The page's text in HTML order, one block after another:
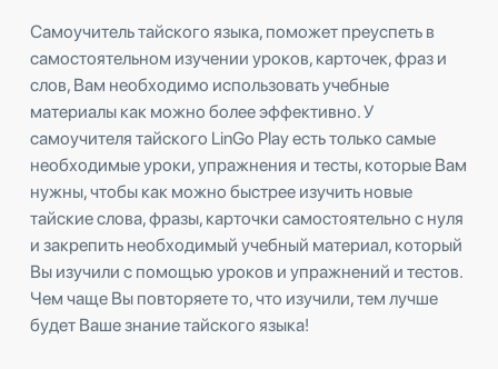
Самоучитель тайского языка, поможет преуспеть в
самостоятельном изучении уроков, карточек, фраз и
слов, Вам необходимо использовать учебные
материалы как можно более эффективно. У
самоучителя тайского LinGo Play есть только самые
необходимые уроки, упражнения и тесты, которые Вам
нужны, чтобы как можно быстрее изучить новые
тайские слова, фразы, карточки самостоятельно с нуля
и закрепить необходимый учебный материал, который
Вы изучили с помощью уроков и упражнений и тестов.
Чем чаще Вы повторяете то, что изучили, тем лучше
будет Ваше знание тайского языка!